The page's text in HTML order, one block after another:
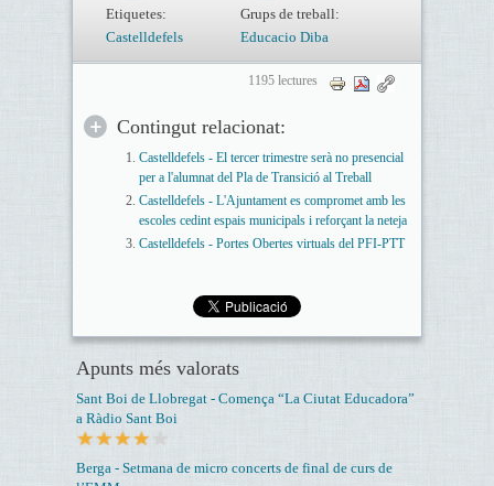
Etiquetes:
Castelldefels
Grups de treball:
Educacio Diba
1195 lectures
Contingut relacionat:
Castelldefels - El tercer trimestre serà no presencial
per a l'alumnat del Pla de Transició al Treball
Castelldefels - L'Ajuntament es compromet amb les
escoles cedint espais municipals i reforçant la neteja
Castelldefels - Portes Obertes virtuals del PFI-PTT
Apunts més valorats
Sant Boi de Llobregat - Comença “La Ciutat Educadora”
a Ràdio Sant Boi
Berga - Setmana de micro concerts de final de curs de